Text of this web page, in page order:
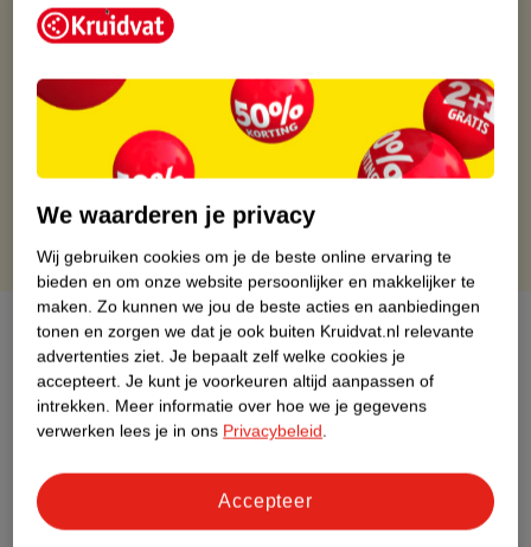
Verkocht en verstuurd door
Baby en Tiener Megastore
Binnen 1 werkdag verstuurd
Gratis thuisbezorgd
Gratis retourneren via verkooppartner.
Gratis punten met je Kruidvat kaart
Over dit product
Productinformatie
Dit product heeft (nog) geen Nature
Impact Score.
We waarderen je privacy
Wij gebruiken cookies om je de beste online ervaring te
bieden en om onze website persoonlijker en makkelijker te
maken. Zo kunnen we jou de beste acties en aanbiedingen
tonen en zorgen we dat je ook buiten Kruidvat.nl relevante
advertenties ziet. Je bepaalt zelf welke cookies je
accepteert. Je kunt je voorkeuren altijd aanpassen of
intrekken. Meer informatie over hoe we je gegevens
verwerken lees je in ons Privacybeleid.
Accepteer